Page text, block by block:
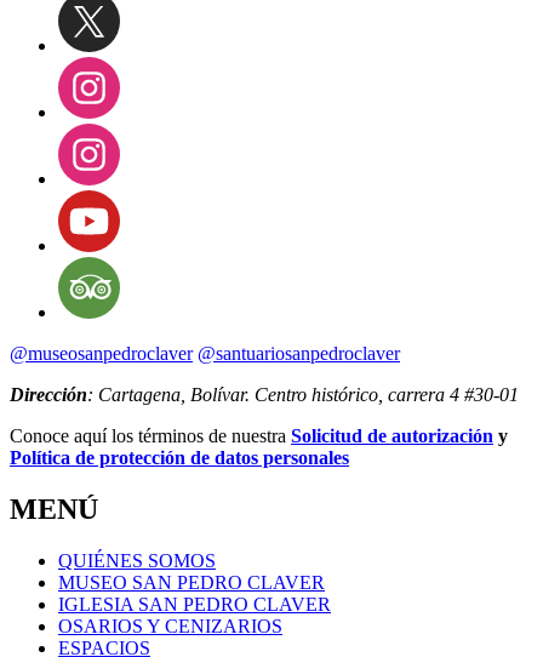
@museosanpedroclaver @santuariosanpedroclaver
Dirección: Cartagena, Bolívar. Centro histórico, carrera 4 #30-01
Conoce aquí los términos de nuestra Solicitud de autorización y
Política de protección de datos personales
MENÚ
QUIÉNES SOMOS
MUSEO SAN PEDRO CLAVER
IGLESIA SAN PEDRO CLAVER
OSARIOS Y CENIZARIOS
ESPACIOS